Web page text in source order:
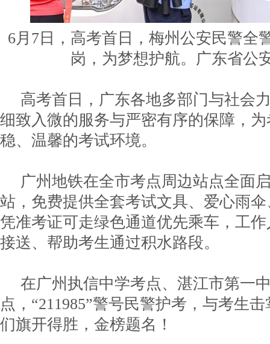
6月7日，高考首日，梅州公安民警全
岗，为梦想护航。广东省公
高考首日，广东各地多部门与社会
细致入微的服务与严密有序的保障，
稳、温馨的考试环境。
广州地铁在全市考点周边站点全面
站，免费提供全套考试文具、爱心雨
凭准考证可走绿色通道优先乘车，工
接送、帮助考生通过积水路段。
在广州执信中学考点、湛江市第一
点，“211985”警号民警护考，与考生
们旗开得胜，金榜题名！